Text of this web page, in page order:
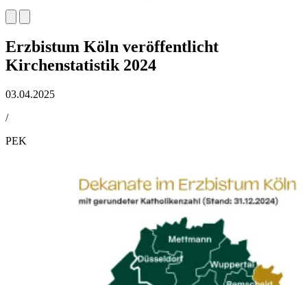
Erzbistum Köln veröffentlicht
Kirchenstatistik 2024
03.04.2025
/
PEK